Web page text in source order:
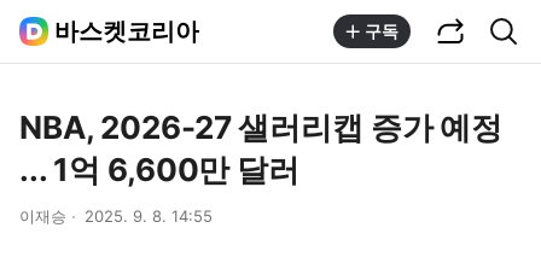
바스켓코리아 구독
NBA, 2026-27 샐러리캡 증가 예정
... 1억 6,600만 달러
이재승 2025. 9. 8. 14:55